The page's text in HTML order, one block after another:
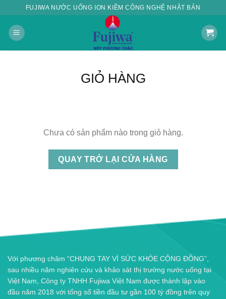
content
FUJIWA NƯỚC UỐNG ION KIỀM CÔNG NGHỆ NHẬT BẢN
GIỎ HÀNG
Chưa có sản phẩm nào trong giỏ hàng.
QUAY TRỞ LẠI CỬA HÀNG
Với phương châm “CHUNG TAY VÌ SỨC KHỎE CỘNG ĐỒNG”,
sau nhiều năm nghiên cứu và khảo sát thị trường nước uống tại
Việt Nam, Công ty TNHH Fujiwa Việt Nam được thành lập vào
đầu năm 2018 với tổng số tiền đầu tư gần 100 tỷ đồng trên quy